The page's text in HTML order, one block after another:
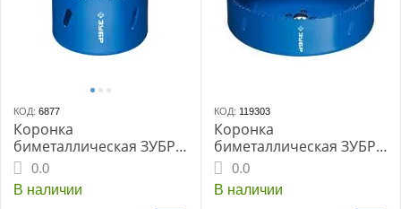
КОД: 6877
Коронка
биметаллическая ЗУБР
быстрорежущая сталь,
64мм
0.0
В наличии
КОД: 119303
Коронка
биметаллическая ЗУБР,
d-152мм, глубина
сверления до 38 мм,
(29531-152_Z01)
0.0
В наличии